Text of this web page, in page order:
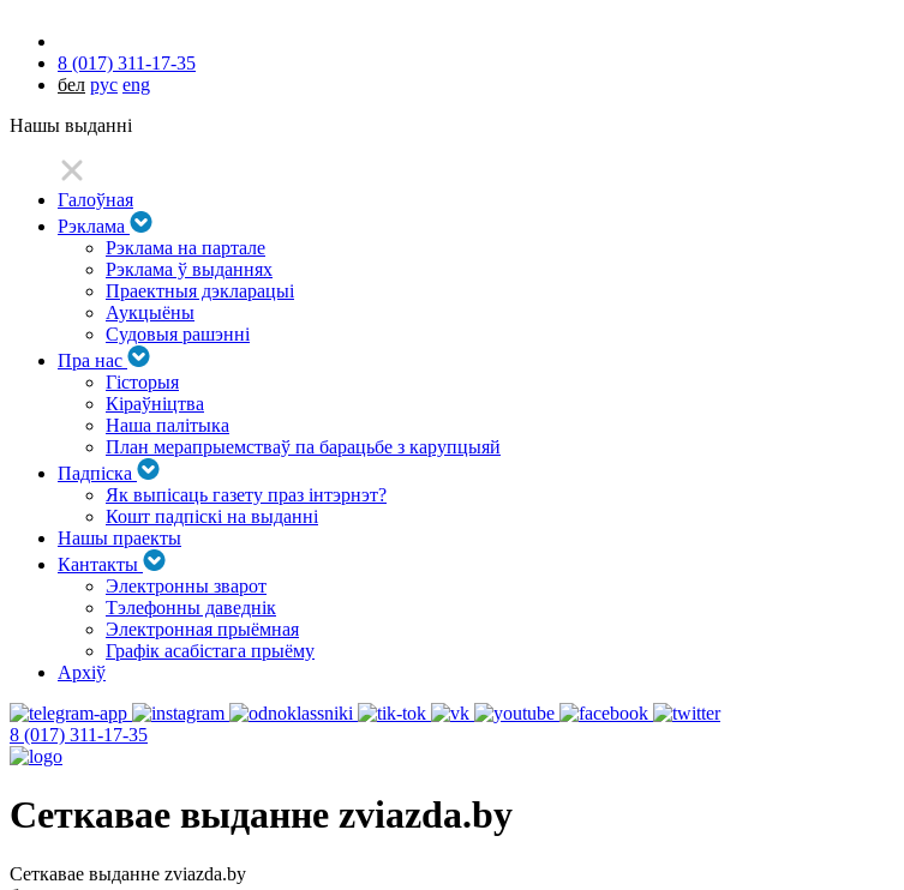
8 (017) 311-17-35
бел рус eng
Нашы выданні
Галоўная
Рэклама
Рэклама на партале
Рэклама ў выданнях
Праектныя дэкларацыі
Аукцыёны
Судовыя рашэнні
Пра нас
Гісторыя
Кіраўніцтва
Наша палітыка
План мерапрыемстваў па барацьбе з карупцыяй
Падпіска
Як выпісаць газету праз інтэрнэт?
Кошт падпіскі на выданні
Нашы праекты
Кантакты
Электронны зварот
Тэлефонны даведнік
Электронная прыёмная
Графік асабістага прыёму
Архіў
8 (017) 311-17-35
Сеткавае выданне zviazda.by
Сеткавае выданне zviazda.by